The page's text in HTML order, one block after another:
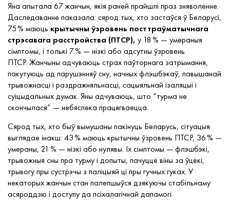
Яна апытала 67 жанчын, якія раней прайшлі праз зняволенне.
Даследаванне паказала: сярод тых, хто застаўся ў Беларусі,
75 % маюць крытычны ўзровень посттраўматычнага
стрэсавага расстройства (ПТСР), у 18 % — умераныя
сімптомы, і толькі 7 % — нізкі або адсутны ўзровень
ПТСР. Жанчыны адчуваюць страх паўторнага затрымання,
пакутуюць ад парушэнняў сну, начных флэшбэкаў, павышанай
трывожнасці і раздражняльнасці, сацыяльнай ізаляцыі і
суіцыдальных думак. Яны адчуваюць, што “турма не
скончылася” — небяспека працягваецца.
Сярод тых, хто быў вымушаны пакінуць Беларусь, сітуацыя
выглядае інакш: 43 % маюць крытычны ўзровень ПТСР, 36 % —
умераны, 21 % — нізкі або нулявы. Іх сімптомы — флэшбэкі,
трывожныя сны пра турму і допыты, пачуццё віны за ўцёкі,
трывогу пры сустрэчы з паліцыяй ці пры гучных гуках. У
некаторых жанчын стан палепшыўся дзякуючы стабільнаму
асяроддзю і доступу да псіхалагічнай дапамогі.